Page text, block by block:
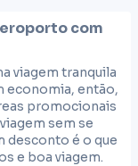
com
viagem tranquila
economia, então,
promocionais
sem se
desconto é o que
e boa viagem.